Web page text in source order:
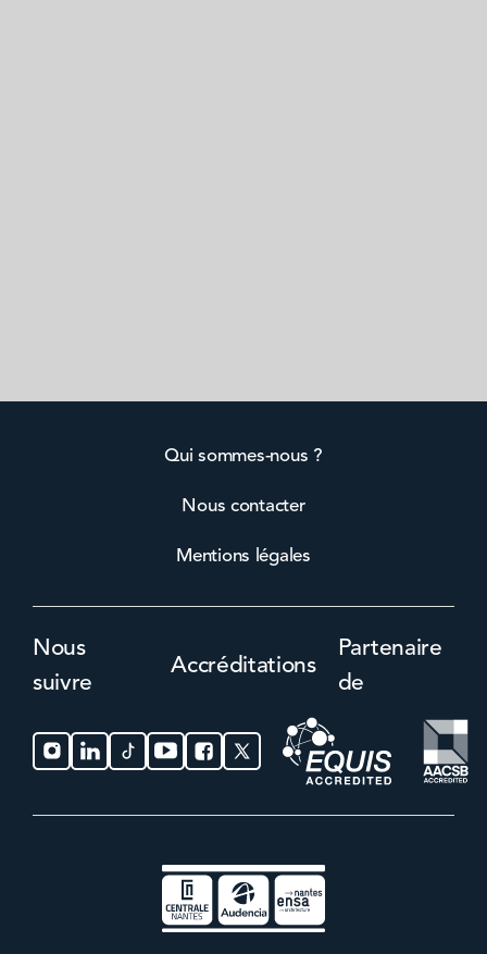
Qui sommes-nous ?
Nous contacter
Mentions légales
Nous
suivre
Accréditations
Partenaire
de